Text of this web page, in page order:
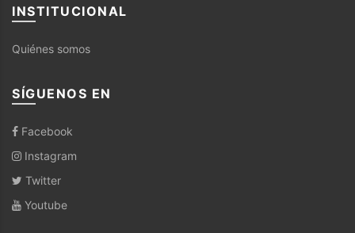
INSTITUCIONAL
Quiénes somos
SÍGUENOS EN
Facebook
Instagram
Twitter
Youtube